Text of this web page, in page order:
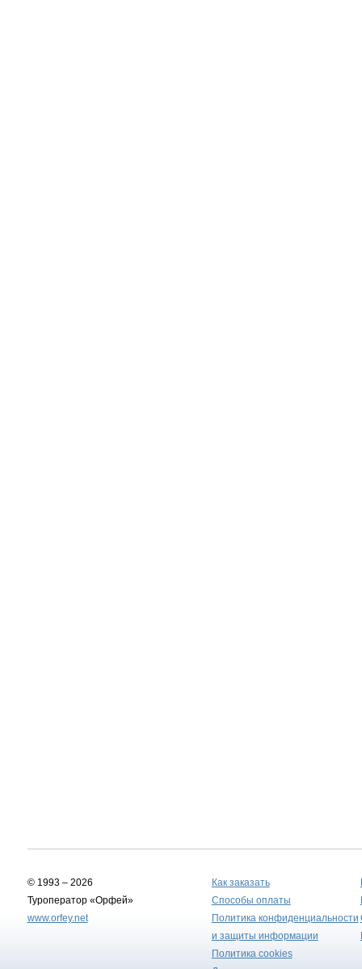
© 1993 – 2026
Туроператор «Орфей»
www.orfey.net
Как заказать
Способы оплаты
Политика конфиденциальности
и защиты информации
Политика cookies